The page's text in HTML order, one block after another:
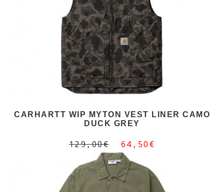
CARHARTT WIP MYTON VEST LINER CAMO
DUCK GREY
129,00€ 64,50€